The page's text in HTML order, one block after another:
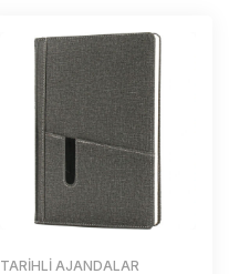
TARIHLI AJANDALAR